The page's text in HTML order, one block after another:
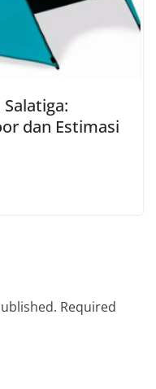
dan Estimasi
Required